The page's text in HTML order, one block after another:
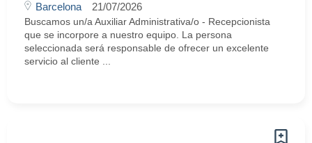
Barcelona 21/07/2026
Buscamos un/a Auxiliar Administrativa/o - Recepcionista
que se incorpore a nuestro equipo. La persona
seleccionada será responsable de ofrecer un excelente
servicio al cliente ...